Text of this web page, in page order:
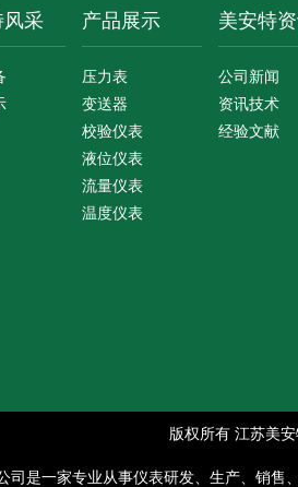
风采 产品展示
压力表
变送器
校验仪表
液位仪表
流量仪表
温度仪表
美安特
公司新闻
资讯技术
经验文献
版权所有 江苏美
司是一家专业从事仪表研发、生产、销售